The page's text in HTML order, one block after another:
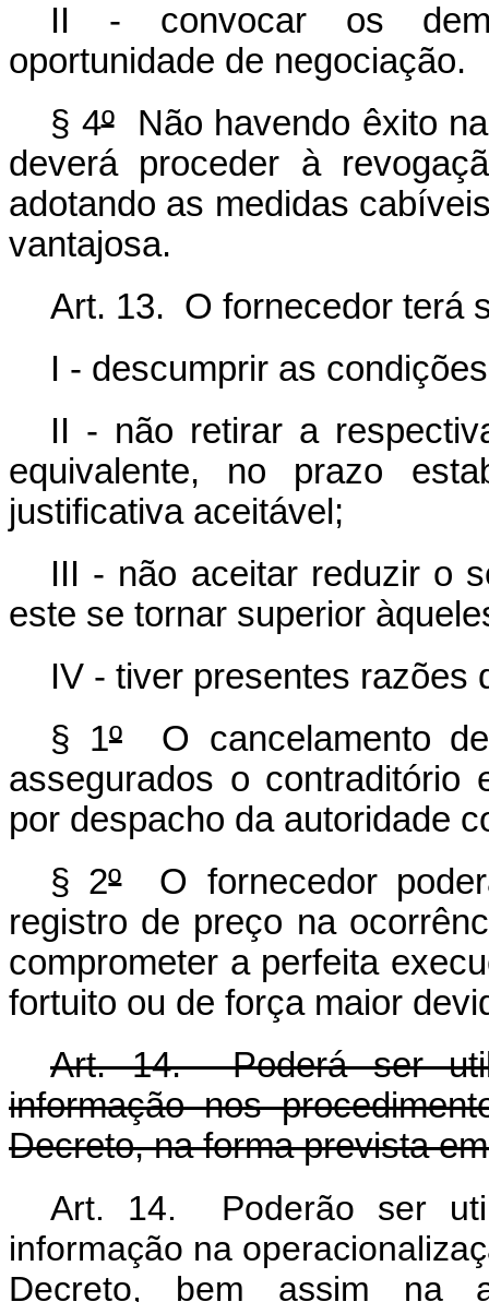
II - convocar os
oportunidade de negociação.
§ 4ºNão havendo êxito
deverá proceder à
adotando as medidas
vantajosa.
Art. 13. O fornecedor terá
I - descumprir as
II - não retirar a
equivalente, no prazo
justificativa aceitável;
III - não aceitar reduzir o
este se tornar superior
IV - tiver presentes razões
§ 1ºO cancelamento de
assegurados o contraditório
por despacho da autoridade
§ 2ºO fornecedor
registro de preço na
comprometer a perfeita
fortuito ou de força maior
Art. 14. Poderá ser
informação nos
Decreto, na forma prevista
Art. 14. Poderão ser
informação na
Decreto, bem assim na